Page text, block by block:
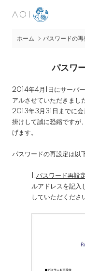
ホーム パスワードの再
パスワ
2014年4月1日にサーバ
アルさせていただきまし
2013年3月31日までに会
掛けして誠に恐縮ですが
げます。
パスワードの再設定は以
1.パスワード再設
ルアドレスを記入
していただくださ